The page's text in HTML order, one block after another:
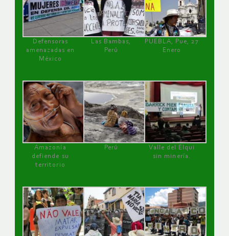
Defensoras
amenazadas en
México
Las Bambas,
Perú
PUEBLA, Pue, 27
Enero
Amazonía
defiende su
territorio
Perú
Valle del Elqui
sin minería.